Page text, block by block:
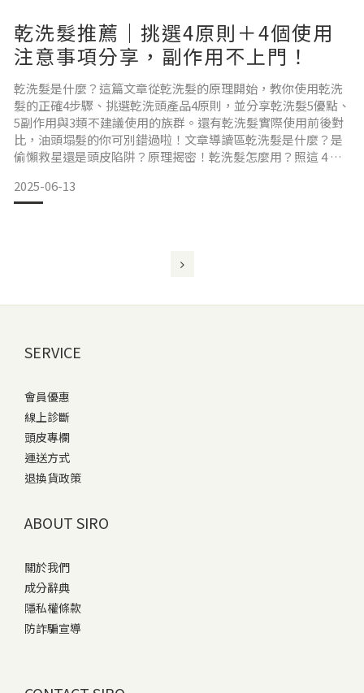
乾洗髮推薦｜挑選4原則＋4個使用
注意事項分享，副作用不上門！
乾洗髮是什麼？這篇文章從乾洗髮的原理開始，教你使用乾洗
髮的正確4步驟、挑選乾洗頭產品4原則，並分享乾洗髮5優點、
5副作用與3類不建議使用的族群。還有乾洗髮實際使用前後對
比，油頭塌髮的你可別錯過啦！文章導讀區乾洗髮是什麼？是
偷懶救星還是頭皮陷阱？原理揭密！乾洗髮怎麼用？照這 4 步
教你 4 大選購原則不踩雷！乾洗髮副作用、優缺點分享，這 3
種人不建議使用！乾髮噴霧怎麼噴才對？4 個使用細節缺一不
2025-06-13
SERVICE
會員優惠
線上診斷
頭皮專欄
運送方式
退換貨政策
ABOUT SIRO
關於我們
成分辭典
隱私權條款
防詐騙宣導